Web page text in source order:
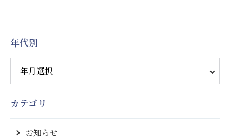
年代別
カテゴリ
お知らせ